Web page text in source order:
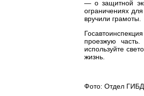
— о защитной
ограничениях
вручили грамоты.
проезжую
используйте
жизнь.
Фото: Отдел